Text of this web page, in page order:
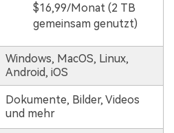
$16,99/Monat (2 TB
gemeinsam genutzt)
Windows, MacOS, Linux,
Android, iOS
Dokumente, Bilder, Videos
und mehr